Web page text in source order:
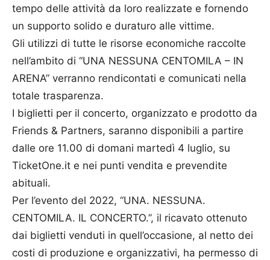
tempo delle attività da loro realizzate e fornendo
un supporto solido e duraturo alle vittime.
Gli utilizzi di tutte le risorse economiche raccolte
nell’ambito di “UNA NESSUNA CENTOMILA – IN
ARENA” verranno rendicontati e comunicati nella
totale trasparenza.
I biglietti per il concerto, organizzato e prodotto da
Friends & Partners, saranno disponibili a partire
dalle ore 11.00 di domani martedì 4 luglio, su
TicketOne.it e nei punti vendita e prevendite
abituali.
Per l’evento del 2022, “UNA. NESSUNA.
CENTOMILA. IL CONCERTO.”, il ricavato ottenuto
dai biglietti venduti in quell’occasione, al netto dei
costi di produzione e organizzativi, ha permesso di